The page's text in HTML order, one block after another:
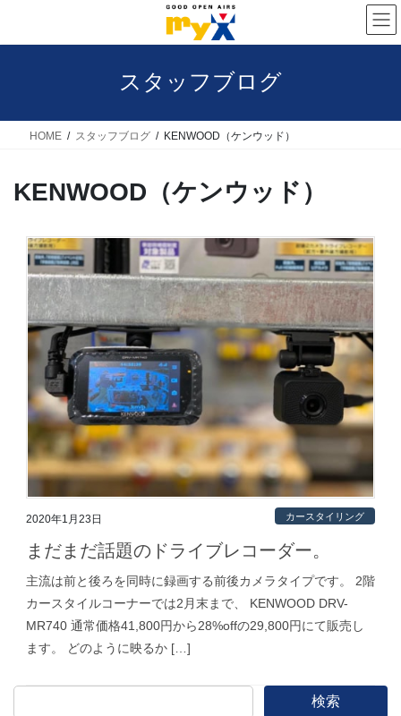
スタッフブログ
HOME スタッフブログ KENWOOD（ケンウッド）
KENWOOD（ケンウッド）
2020年1月23日 カースタイリング
まだまだ話題のドライブレコーダー。
主流は前と後ろを同時に録画する前後カメラタイプです。 2階
カースタイルコーナーでは2月末まで、 KENWOOD DRV-
MR740 通常価格41,800円から28%offの29,800円にて販売し
ます。 どのように映るか […]
検索